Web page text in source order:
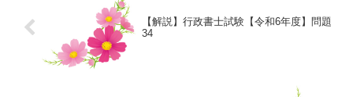
【解説】行政書士試験【令和6年度】問題
34